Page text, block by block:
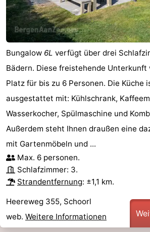
Medizin
Adressen
Region
Nordholland
-
Natur
Schoorlse
Duinen
-
Bergen
-
Alkmaar
-
Egmond
aan
Zee
-
Noordhollands
duinreservaat
-
Wijk
-
Bungalow 6L verfügt über drei
Bädern. Diese freistehende Unterkunft
Platz für bis zu 6 Personen. Die Küche
ausgestattet mit: Kühlschrank,
Wasserkocher, Spülmaschine und
Außerdem steht Ihnen draußen eine
mit Gartenmöbeln und ...
Max. 6 personen.
Schlafzimmer: 3.
Strandentfernung: ±1,1 km.
Heereweg 355, Schoorl
web. Weitere Informationen